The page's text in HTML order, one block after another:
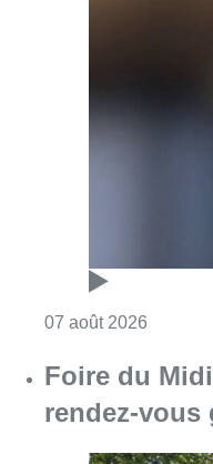
07 août 2026
Foire du
rendez-vous